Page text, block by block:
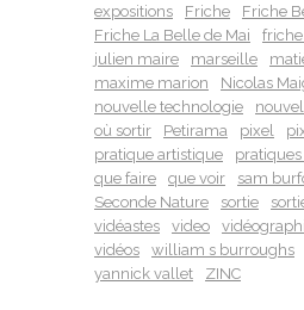
expositions
Friche
Friche
Friche La Belle de Mai
julien maire
marseille
maxime marion
Nicolas
nouvelle technologie
où sortir
Petirama pixel
pratique artistique
que faire
que voir
sam
Seconde Nature
sortie
vidéastes
video
vidéos
william s burroughs
yannick vallet
ZINC